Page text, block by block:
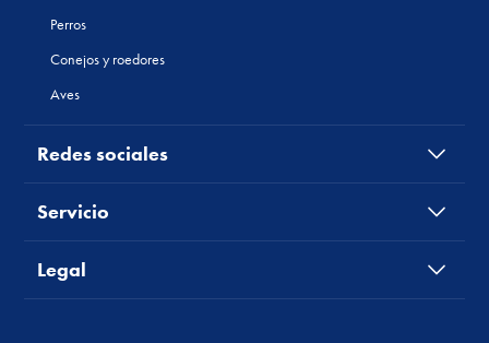
Perros
Conejos y roedores
Aves
Redes sociales
Servicio
Legal